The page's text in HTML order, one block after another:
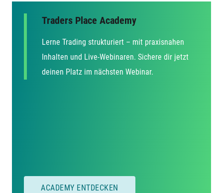
Traders Place Academy
Lerne Trading strukturiert – mit praxisnahen
Inhalten und Live-Webinaren. Sichere dir jetzt
deinen Platz im nächsten Webinar.
ACADEMY ENTDECKEN